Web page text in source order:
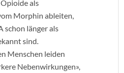
als
Morphin ableiten,
schon länger als
sind.
Menschen leiden
Nebenwirkungen»,